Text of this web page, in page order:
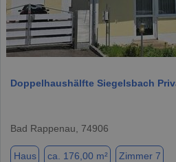
Doppelhaushälfte Siegelsbach
Bad Rappenau, 74906
Haus ca. 176,00 m² Zimmer 7